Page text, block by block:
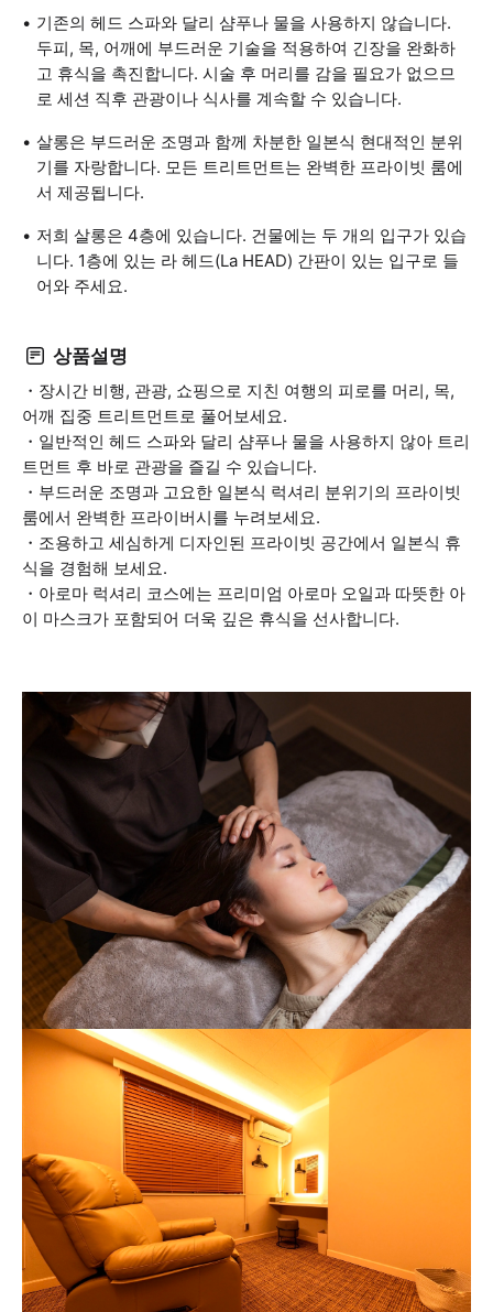
기존의 헤드 스파와 달리 샴푸나 물을 사용하지 않습니다.
두피, 목, 어깨에 부드러운 기술을 적용하여 긴장을 완화하
고 휴식을 촉진합니다. 시술 후 머리를 감을 필요가 없으므
로 세션 직후 관광이나 식사를 계속할 수 있습니다.
살롱은 부드러운 조명과 함께 차분한 일본식 현대적인 분위
기를 자랑합니다. 모든 트리트먼트는 완벽한 프라이빗 룸에
서 제공됩니다.
저희 살롱은 4층에 있습니다. 건물에는 두 개의 입구가 있습
니다. 1층에 있는 라 헤드(La HEAD) 간판이 있는 입구로 들
어와 주세요.
상품설명
・장시간 비행, 관광, 쇼핑으로 지친 여행의 피로를 머리, 목,
어깨 집중 트리트먼트로 풀어보세요.
・일반적인 헤드 스파와 달리 샴푸나 물을 사용하지 않아 트리
트먼트 후 바로 관광을 즐길 수 있습니다.
・부드러운 조명과 고요한 일본식 럭셔리 분위기의 프라이빗
룸에서 완벽한 프라이버시를 누려보세요.
・조용하고 세심하게 디자인된 프라이빗 공간에서 일본식 휴
식을 경험해 보세요.
・아로마 럭셔리 코스에는 프리미엄 아로마 오일과 따뜻한 아
이 마스크가 포함되어 더욱 깊은 휴식을 선사합니다.